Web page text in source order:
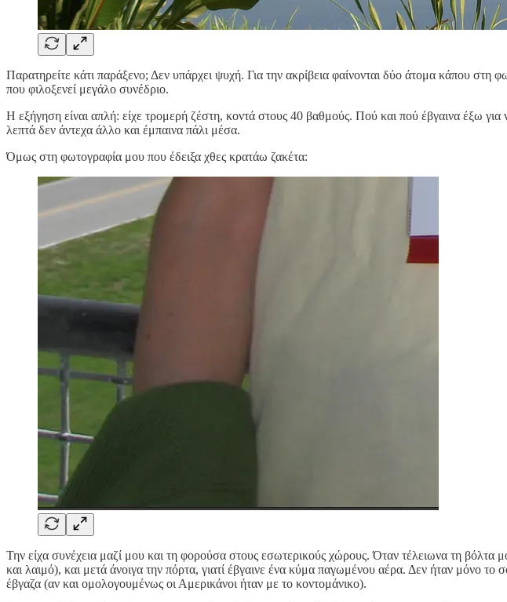
Παρατηρείτε κάτι παράξενο; Δεν υπάρχει ψυχή. Για την ακρίβεια φαίνονται δύο άτομα κάπου
που φιλοξενεί μεγάλο συνέδριο.
Η εξήγηση είναι απλή: είχε τρομερή ζέστη, κοντά στους 40 βαθμούς. Πού και πού έβγαινα έξω
λεπτά δεν άντεχα άλλο και έμπαινα πάλι μέσα.
Όμως στη φωτογραφία μου που έδειξα χθες κρατάω ζακέτα:
Την είχα συνέχεια μαζί μου και τη φορούσα στους εσωτερικούς χώρους. Όταν τέλειωνα τη
και λαιμό), και μετά άνοιγα την πόρτα, γιατί έβγαινε ένα κύμα παγωμένου αέρα. Δεν ήταν μόνο
έβγαζα (αν και ομολογουμένως οι Αμερικάνοι ήταν με το κοντομάνικο).